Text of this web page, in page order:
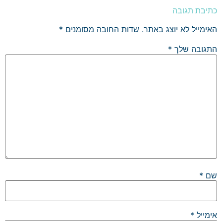
כתיבת תגובה
האימייל לא יוצג באתר. שדות החובה מסומנים *
התגובה שלך *
שם *
אימייל *